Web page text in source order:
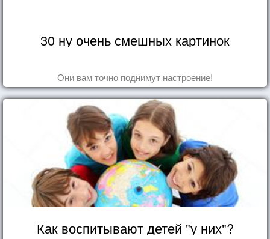
30 ну очень смешных картинок
Они вам точно поднимут настроение!
Как воспитывают детей "у них"?